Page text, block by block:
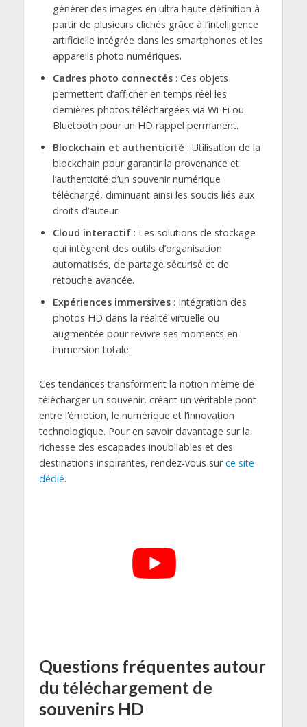
générer des images en ultra haute définition à
partir de plusieurs clichés grâce à l’intelligence
artificielle intégrée dans les smartphones et les
appareils photo numériques.
Cadres photo connectés: Ces objets
permettent d’afficher en temps réel les
dernières photos téléchargées via Wi-Fi ou
Bluetooth pour un HD rappel permanent.
Blockchain et authenticité : Utilisation de la
blockchain pour garantir la provenance et
l’authenticité d’un souvenir numérique
téléchargé, diminuant ainsi les soucis liés aux
droits d’auteur.
Cloud interactif: Les solutions de stockage
qui intègrent des outils d’organisation
automatisés, de partage sécurisé et de
retouche avancée.
Expériences immersives: Intégration des
photos HD dans la réalité virtuelle ou
augmentée pour revivre ses moments en
immersion totale.
Ces tendances transforment la notion même de
télécharger un souvenir, créant un véritable pont
entre l’émotion, le numérique et l’innovation
technologique. Pour en savoir davantage sur la
richesse des escapades inoubliables et des
destinations inspirantes, rendez-vous surce site
dédié.
Questions fréquentes autour
du téléchargement de
souvenirs HD